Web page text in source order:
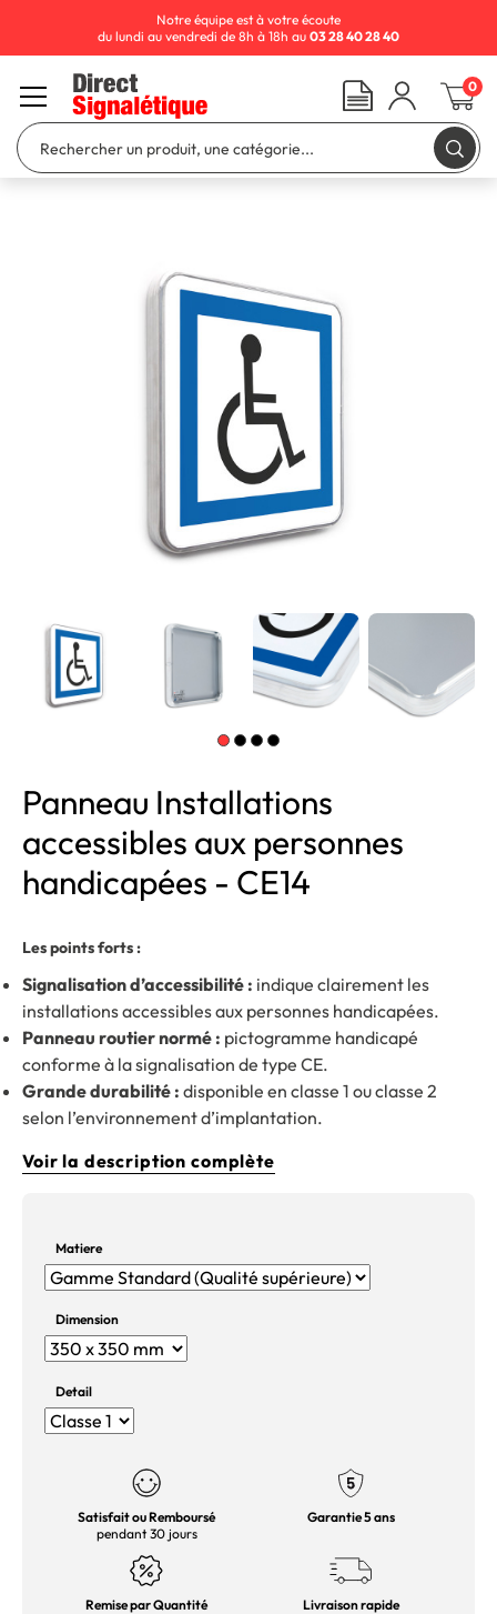
Panneau Installations
accessibles aux personnes
handicapées - CE14
Les points forts :
Signalisation d’accessibilité : indique clairement les
installations accessibles aux personnes handicapées.
Panneau routier normé : pictogramme handicapé
conforme à la signalisation de type CE.
Grande durabilité : disponible en classe 1 ou classe 2
selon l’environnement d’implantation.
Voir la description complète
Matiere
Dimension
Detail
Satisfait ou Remboursé
pendant 30 jours
Garantie 5 ans
Remise par Quantité Livraison rapide
Notre équipe est à votre écoute
du lundi au vendredi de 8h à 18h au 03 28 40 28 40
0